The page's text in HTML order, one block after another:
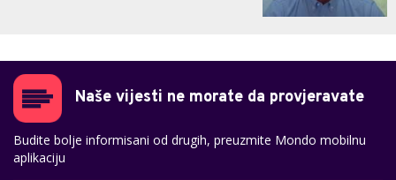
Naše vijesti ne morate da provjeravate
Budite bolje informisani od drugih, preuzmite Mondo mobilnu
aplikaciju